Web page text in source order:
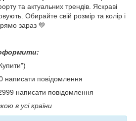
та актуальних трендів. Яскраві
Обирайте свій розмір та колір і
зараз 💛
написати повідомлення
написати повідомлення
в усі країни